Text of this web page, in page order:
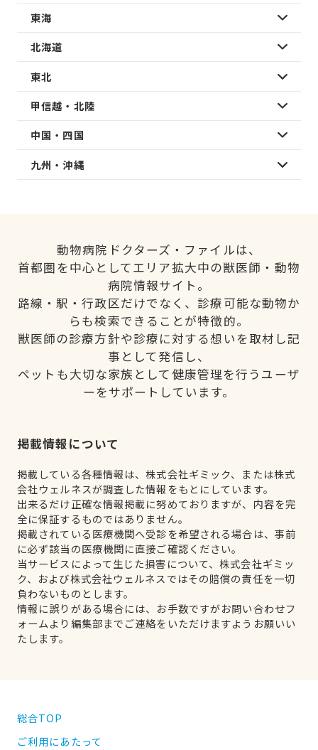
東海
北海道
東北
甲信越・北陸
中国・四国
九州・沖縄
動物病院ドクターズ・ファイルは、
首都圏を中心としてエリア拡大中の獣医師・動物
病院情報サイト。
路線・駅・行政区だけでなく、診療可能な動物か
らも検索できることが特徴的。
獣医師の診療方針や診療に対する想いを取材し記
事として発信し、
ペットも大切な家族として健康管理を行うユーザ
ーをサポートしています。
掲載情報について
掲載している各種情報は、株式会社ギミック、または株式
会社ウェルネスが調査した情報をもとにしています。
出来るだけ正確な情報掲載に努めておりますが、内容を完
全に保証するものではありません。
掲載されている医療機関へ受診を希望される場合は、事前
に必ず該当の医療機関に直接ご確認ください。
当サービスによって生じた損害について、株式会社ギミッ
ク、および株式会社ウェルネスではその賠償の責任を一切
負わないものとします。
情報に誤りがある場合には、お手数ですがお問い合わせフ
ォームより編集部までご連絡をいただけますようお願いい
たします。
総合TOP
ご利用にあたって